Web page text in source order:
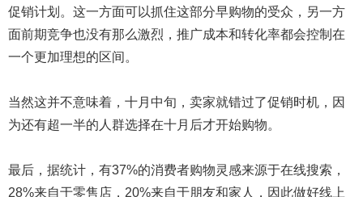
促销计划。这一方面可以抓住这部分早购物的受众，另一方
面前期竞争也没有那么激烈，推广成本和转化率都会控制在
一个更加理想的区间。
当然这并不意味着，十月中旬，卖家就错过了促销时机，因
为还有超一半的人群选择在十月后才开始购物。
最后，据统计，有37%的消费者购物灵感来源于在线搜索，
28%来自于零售店，20%来自于朋友和家人，因此做好线上